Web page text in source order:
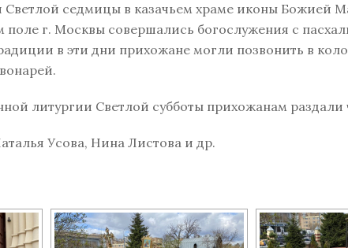
Светлой седмицы в казачьем храме иконы Божией
поле г. Москвы совершались богослужения с
в эти дни прихожане могли позвонить в
литургии Светлой субботы прихожанам раздали
Усова, Нина Листова и др.